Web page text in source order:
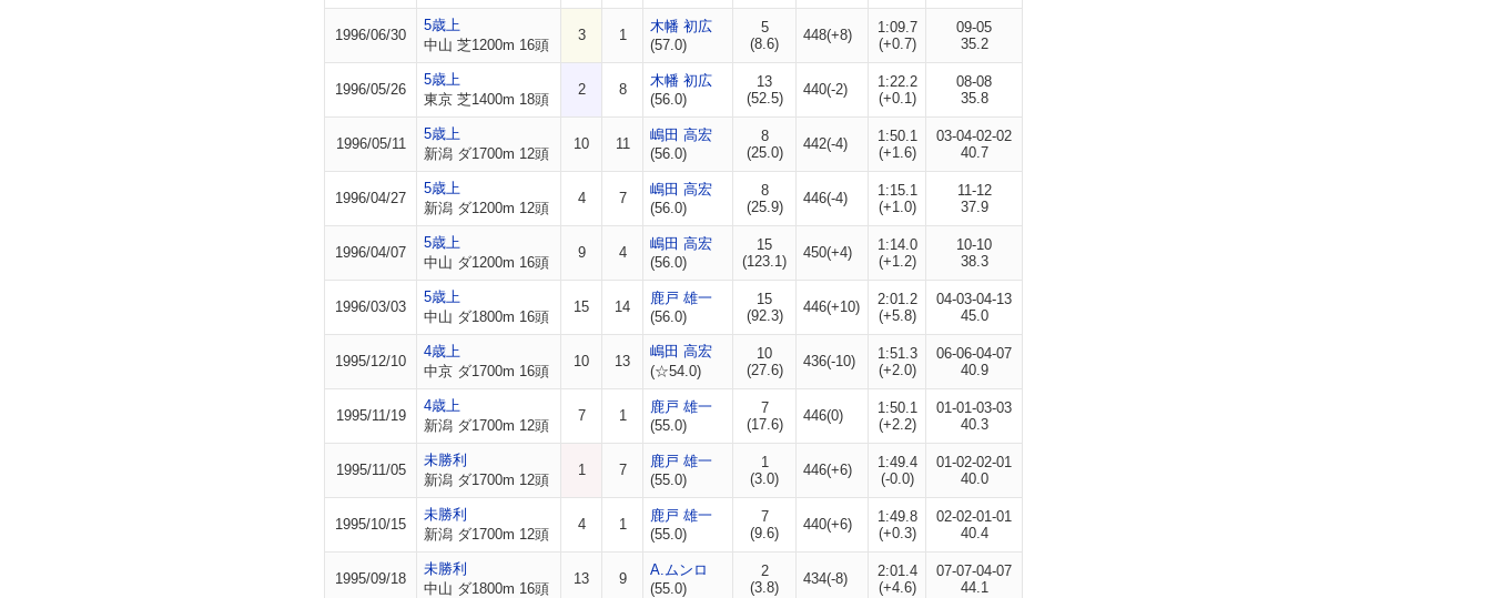
1996/06/30
5歳上
中山 芝1200m 16頭
3 1
木幡 初広
(57.0)
5
(8.6)
448(+8)
1:09.7
(+0.7)
09-05
35.2
1996/05/26
5歳上
東京 芝1400m 18頭
2 8
木幡 初広
(56.0)
13
(52.5)
440(-2)
1:22.2
(+0.1)
08-08
35.8
1996/05/11
5歳上
新潟 ダ1700m 12頭
10 11
嶋田 高宏
(56.0)
8
(25.0)
442(-4)
1:50.1
(+1.6)
03-04-02-02
40.7
1996/04/27
5歳上
新潟 ダ1200m 12頭
4 7
嶋田 高宏
(56.0)
8
(25.9)
446(-4)
1:15.1
(+1.0)
11-12
37.9
1996/04/07
5歳上
中山 ダ1200m 16頭
9 4
嶋田 高宏
(56.0)
15
(123.1)
450(+4)
1:14.0
(+1.2)
10-10
38.3
1996/03/03
5歳上
中山 ダ1800m 16頭
15 14
鹿戸 雄一
(56.0)
15
(92.3)
446(+10)
2:01.2
(+5.8)
04-03-04-13
45.0
1995/12/10
4歳上
中京 ダ1700m 16頭
10 13
嶋田 高宏
(☆54.0)
10
(27.6)
436(-10)
1:51.3
(+2.0)
06-06-04-07
40.9
1995/11/19
4歳上
新潟 ダ1700m 12頭
7 1
鹿戸 雄一
(55.0)
7
(17.6)
446(0)
1:50.1
(+2.2)
01-01-03-03
40.3
1995/11/05
未勝利
新潟 ダ1700m 12頭
1 7
鹿戸 雄一
(55.0)
1
(3.0)
446(+6)
1:49.4
(-0.0)
01-02-02-01
40.0
1995/10/15
未勝利
新潟 ダ1700m 12頭
4 1
鹿戸 雄一
(55.0)
7
(9.6)
440(+6)
1:49.8
(+0.3)
02-02-01-01
40.4
1995/09/18
未勝利
中山 ダ1800m 16頭
13 9
A.ムンロ
(55.0)
2
(3.8)
434(-8)
2:01.4
(+4.6)
07-07-04-07
44.1